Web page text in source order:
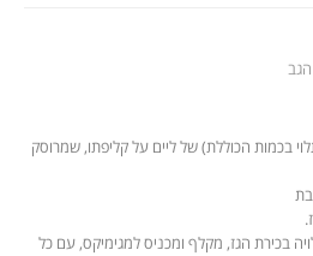
הגב
בכמות הכוללת) של ליים על קליפתו, שמרוסק
בכירת הגז, מקלף ומכניס למגימיקס, עם כל